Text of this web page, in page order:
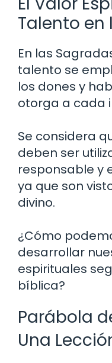
Talento en
En las
talento se
los dones y
otorga a cada
Se considera
deben ser
responsable y
ya que son
divino.
¿Cómo
desarrollar
espirituales
bíblica?
Parábola
Una